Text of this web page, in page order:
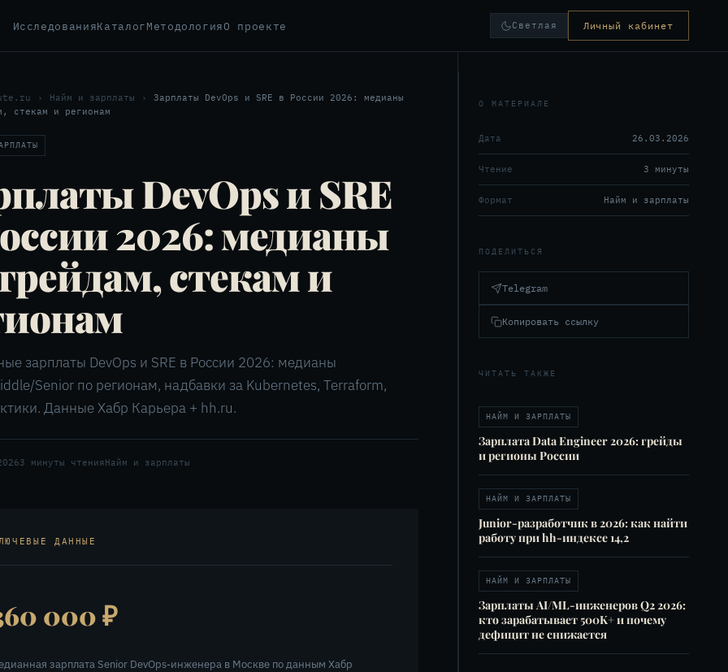
ИсследованияКаталогМетодологияО проекте Светлая Личный кабинет
› Найм и зарплаты ›
Зарплаты DevOps и SRE в России 2026: медианы
стекам и регионам
DevOps и SRE
2026: медианы
стекам и
зарплаты DevOps и SRE в России 2026: медианы
Senior по регионам, надбавки за Kubernetes, Terraform,
Данные Хабр Карьера + hh.ru.
3 минуты чтенияНайм и зарплаты
ДАННЫЕ
000 ₽
зарплата Senior DevOps-инженера в Москве по данным Хабр
О МАТЕРИАЛЕ
Дата 26.03.2026
Чтение 3 минуты
Формат Найм и зарплаты
ПОДЕЛИТЬСЯ
Telegram
Копировать ссылку
ЧИТАТЬ ТАКЖЕ
НАЙМ И ЗАРПЛАТЫ
Зарплата Data Engineer 2026: грейды
и регионы России
НАЙМ И ЗАРПЛАТЫ
Junior-разработчик в 2026: как найти
работу при hh-индексе 14,2
НАЙМ И ЗАРПЛАТЫ
Зарплаты AI/ML-инженеров Q2 2026:
кто зарабатывает 500K+ и почему
дефицит не снижается